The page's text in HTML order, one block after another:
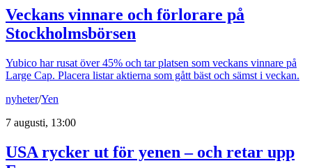
Veckans vinnare och förlorare på
Stockholmsbörsen
Yubico har rusat över 45% och tar platsen som veckans vinnare på
Large Cap. Placera listar aktierna som gått bäst och sämst i veckan.
nyheter/Yen
7 augusti, 13:00
USA rycker ut för yenen – och retar upp